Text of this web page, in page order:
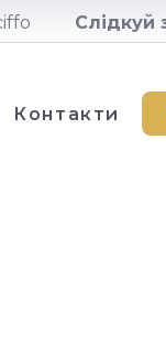
Слідкуй
Контакти